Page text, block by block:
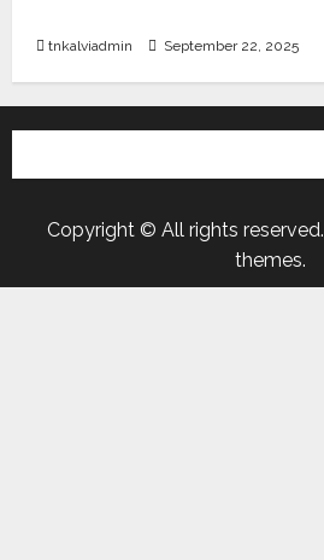
tnkalviadmin September 22, 2025
Copyright © All rights reserved.
themes.